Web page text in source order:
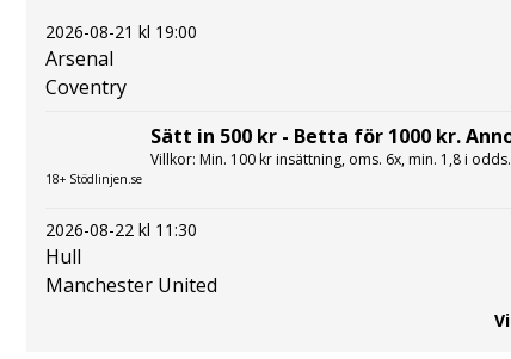
2026-08-21 kl 19:00
Arsenal
Coventry
18+ Stödlinjen.se
Sätt in 500 kr - Betta för 1000 kr.
Villkor: Min. 100 kr insättning, oms. 6x, min. 1,8 i
2026-08-22 kl 11:30
Hull
Manchester United